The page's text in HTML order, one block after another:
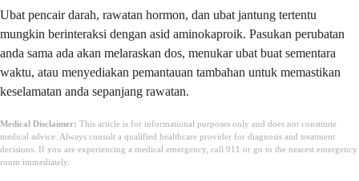
Ubat pencair darah, rawatan hormon, dan ubat jantung tertentu
mungkin berinteraksi dengan asid aminokaproik. Pasukan perubatan
anda sama ada akan melaraskan dos, menukar ubat buat sementara
waktu, atau menyediakan pemantauan tambahan untuk memastikan
keselamatan anda sepanjang rawatan.
Medical Disclaimer: This article is for informational purposes only and does not constitute
medical advice. Always consult a qualified healthcare provider for diagnosis and treatment
decisions. If you are experiencing a medical emergency, call 911 or go to the nearest emergency
room immediately.